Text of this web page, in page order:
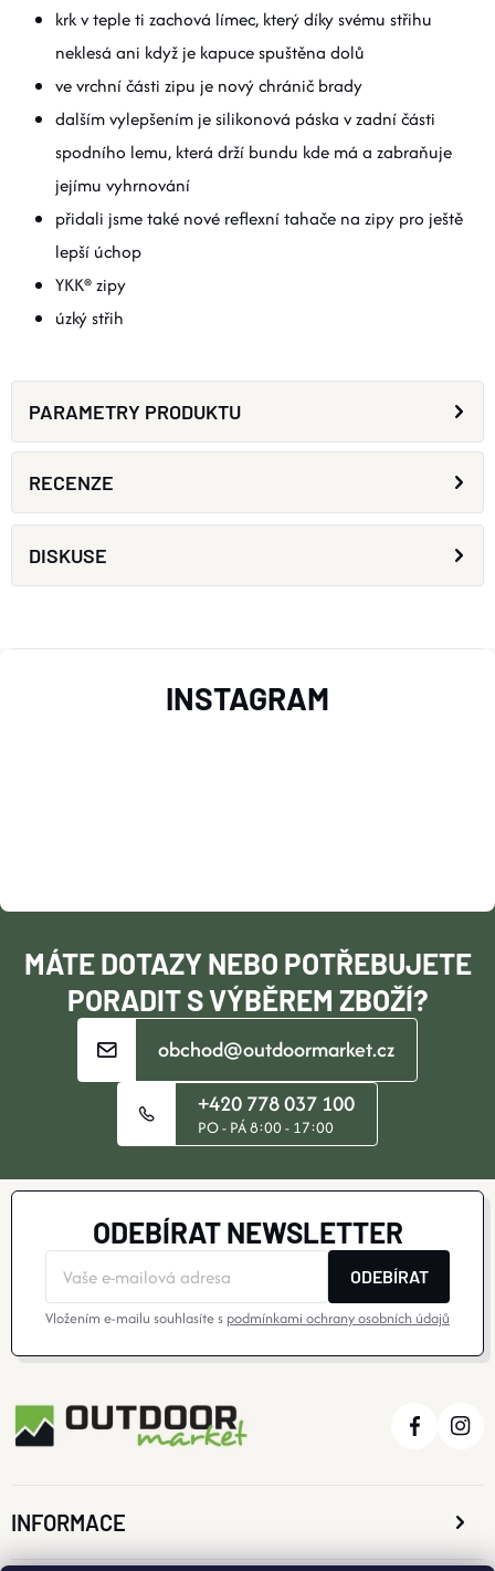
krk v teple ti zachová límec, který díky svému střihu
neklesá ani když je kapuce spuštěna dolů
ve vrchní části zipu je nový chránič brady
dalším vylepšením je silikonová páska v zadní části
spodního lemu, která drží bundu kde má a zabraňuje
jejímu vyhrnování
přidali jsme také nové reflexní tahače na zipy pro ještě
lepší úchop
YKK® zipy
úzký střih
PARAMETRY PRODUKTU
RECENZE
DISKUSE
T
MÁTE DOTAZY NEBO POTŘEBUJETE
PORADIT S VÝBĚREM ZBOŽÍ?
obchod@outdoormarket.cz
+420 778 037 100
PO - PÁ 8:00 - 17:00
INSTAGRAM
ODEBÍRAT NEWSLETTER
ODEBÍRAT
Vložením e-mailu souhlasíte s podmínkami ochrany osobních údajů
INFORMACE